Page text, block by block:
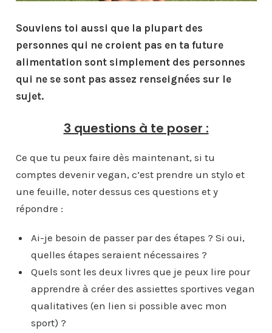
Souviens toi aussi que la plupart des
personnes qui ne croient pas en ta future
alimentation sont simplement des personnes
qui ne se sont pas assez renseignées sur le
sujet.
3 questions à te poser :
Ce que tu peux faire dès maintenant, si tu
comptes devenir vegan, c’est prendre un stylo et
une feuille, noter dessus ces questions et y
répondre :
Ai-je besoin de passer par des étapes ? Si oui,
quelles étapes seraient nécessaires ?
Quels sont les deux livres que je peux lire pour
apprendre à créer des assiettes sportives vegan
qualitatives (en lien si possible avec mon
sport) ?